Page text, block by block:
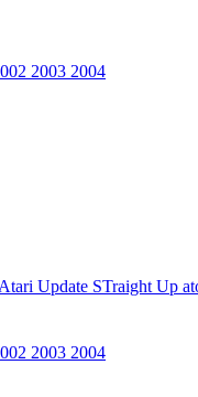
2003 2004
Atari Update STraight Up
2003 2004